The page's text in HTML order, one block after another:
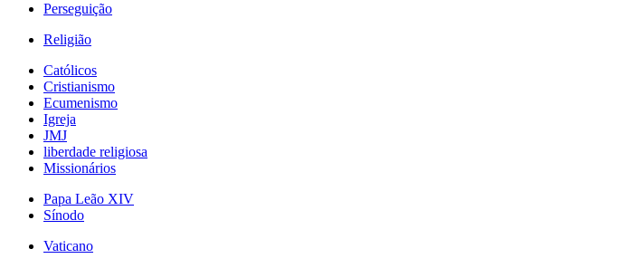
Perseguição
Religião
Católicos
Cristianismo
Ecumenismo
Igreja
JMJ
liberdade religiosa
Missionários
Papa Leão XIV
Sínodo
Vaticano